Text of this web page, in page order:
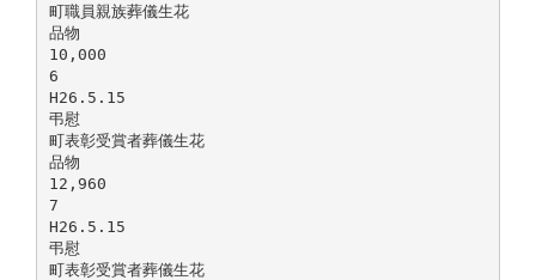
町職員親族葬儀生花
品物
10,000
6
H26.5.15
弔慰
町表彰受賞者葬儀生花
品物
12,960
7
H26.5.15
弔慰
町表彰受賞者葬儀生花